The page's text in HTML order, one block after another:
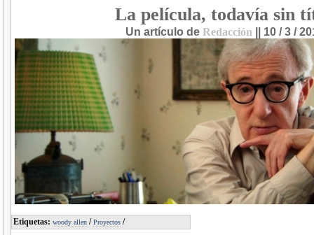
La película, todavía sin
Un artículo de Redacción || 10 / 3 /
Etiquetas: woody allen/Proyectos/